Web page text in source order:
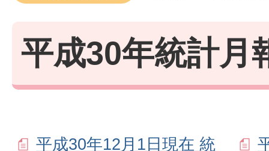
平成30年統計月
平成30年12月1日現在 統